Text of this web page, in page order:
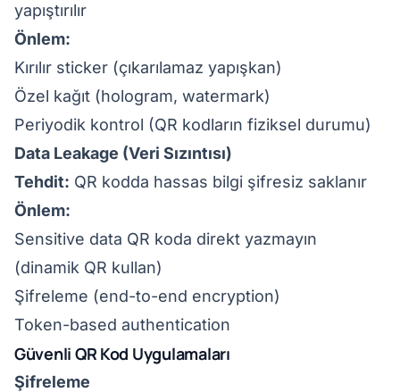
yapıştırılır
Önlem:
Kırılır sticker (çıkarılamaz yapışkan)
Özel kağıt (hologram, watermark)
Periyodik kontrol (QR kodların fiziksel durumu)
Data Leakage (Veri Sızıntısı)
Tehdit: QR kodda hassas bilgi şifresiz saklanır
Önlem:
Sensitive data QR koda direkt yazmayın
(dinamik QR kullan)
Şifreleme (end-to-end encryption)
Token-based authentication
Güvenli QR Kod Uygulamaları
Şifreleme